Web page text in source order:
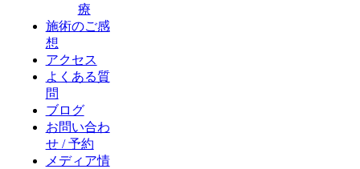
療
施術のご感
想
アクセス
よくある質
問
ブログ
お問い合わ
せ / 予約
メディア情